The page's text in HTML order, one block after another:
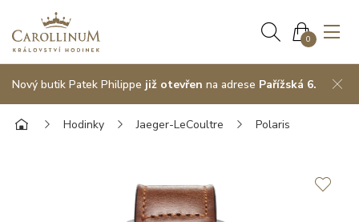
0
Nový butik Patek Philippe již otevřen na adrese Pařížská 6.
Hodinky Jaeger-LeCoultre Polaris